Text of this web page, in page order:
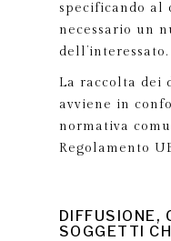
specificando al
necessario un
dell’interessato.
La raccolta dei
avviene in
normativa
Regolamento
DIFFUSIONE,
SOGGETTI